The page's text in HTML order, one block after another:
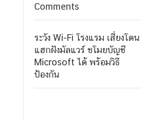
Comments
ระวัง Wi-Fi โรงแรม เสี่ยงโดน
แฮกฝังมัลแวร์ ขโมยบัญชี
Microsoft ได้ พร้อมวิธี
ป้องกัน